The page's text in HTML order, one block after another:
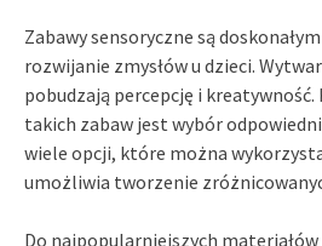
Zabawy sensoryczne są
rozwijanie zmysłów u dzieci.
pobudzają percepcję i
takich zabaw jest wybór
wiele opcji, które można
umożliwia tworzenie
Do najpopularniejszych